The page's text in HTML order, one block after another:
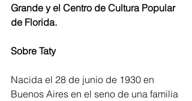
Grande y el Centro de Cultura Popular
de Florida.
Sobre Taty
Nacida el 28 de junio de 1930 en
Buenos Aires en el seno de una familia